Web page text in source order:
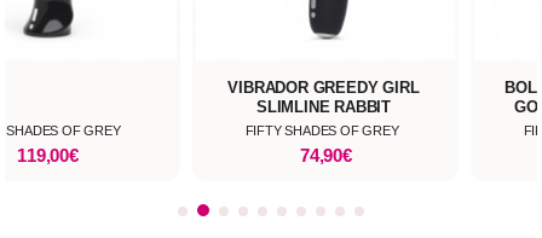
SHADES OF GREY
119,00€
VIBRADOR GREEDY GIRL
SLIMLINE RABBIT
FIFTY SHADES OF GREY
74,90€